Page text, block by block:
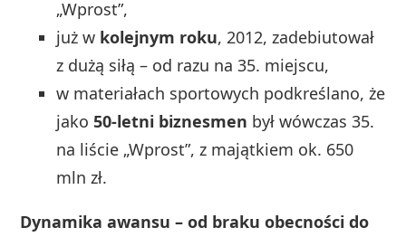
„Wprost”,
już w kolejnym roku, 2012, zadebiutował
z dużą siłą – od razu na 35. miejscu,
w materiałach sportowych podkreślano, że
jako50-letni biznesmen był wówczas 35.
na liście „Wprost”, z majątkiem ok. 650
mln zł.
Dynamika awansu – od braku obecności do